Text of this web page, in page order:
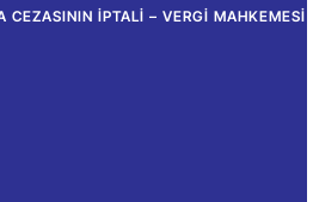
CEZASININ İPTALI – VERGI MAHKEMESI